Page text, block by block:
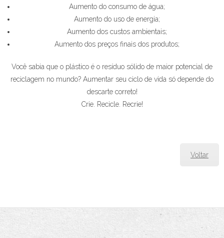
Aumento do consumo de água;
Aumento do uso de energia;
Aumento dos custos ambientais;
Aumento dos preços finais dos produtos;
Você sabia que o plástico é o resíduo sólido de maior potencial de
reciclagem no mundo? Aumentar seu ciclo de vida só depende do
descarte correto!
Crie. Recicle. Recrie!
Voltar